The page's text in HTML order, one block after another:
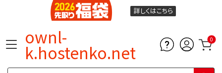
詳しくはこちら
ownl-
k.hostenko.net
0